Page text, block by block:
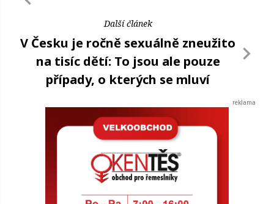
Další článek
V Česku je ročně sexuálně zneužito
na tisíc dětí: To jsou ale pouze
případy, o kterých se mluví